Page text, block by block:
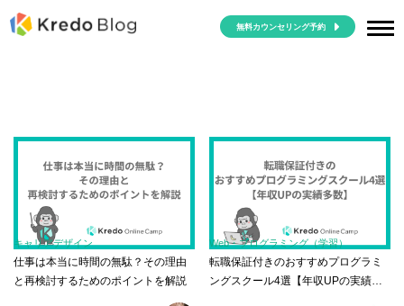
無料カウンセリング予約
キャリアデザイン
仕事は本当に時間の無駄？その理由
と再検討するためのポイントを解説
Web・プログラミング（学習）
転職保証付きのおすすめプログラミ
ングスクール4選【年収UPの実績多